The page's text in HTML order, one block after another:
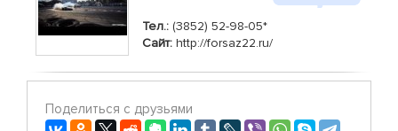
Тел.: (3852) 52-98-05*
Сайт: http://forsaz22.ru/
Поделиться с друзьями